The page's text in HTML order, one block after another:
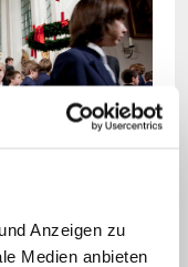
Anzeigen zu
Medien anbieten
der aus